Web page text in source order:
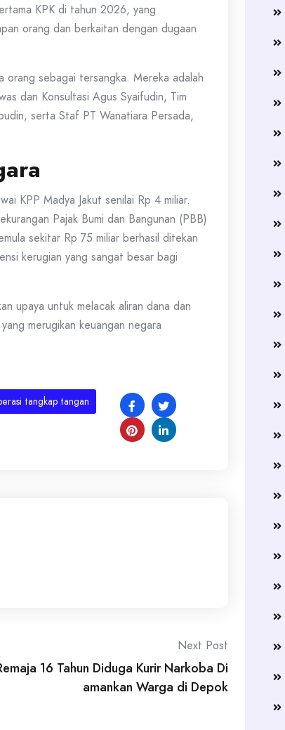
KPK di tahun 2026, yang
orang dan berkaitan dengan dugaan
orang sebagai tersangka. Mereka adalah
dan Konsultasi Agus Syaifudin, Tim
serta Staf PT Wanatiara Persada,
KPP Madya Jakut senilai Rp 4 miliar.
Pajak Bumi dan Bangunan (PBB)
sekitar Rp 75 miliar berhasil ditekan
kerugian yang sangat besar bagi
upaya untuk melacak aliran dana dan
merugikan keuangan negara
tangkap tangan
Next Post
16 Tahun Diduga Kurir Narkoba Di
amankan Warga di Depok